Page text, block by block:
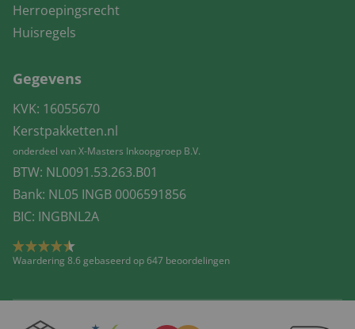
Herroepingsrecht
Huisregels
Gegevens
KVK: 16055670
Kerstpakketten.nl
onderdeel van X-Masters Inkoopgroep B.V.
BTW: NL0091.53.263.B01
Bank: NL05 INGB 0006591856
BIC: INGBNL2A
Waardering 8.6 gebaseerd op 647 beoordelingen